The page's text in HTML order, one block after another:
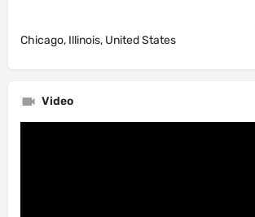
Chicago, Illinois, United States
Video